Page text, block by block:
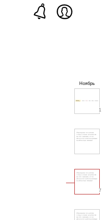
Ноябрь
1
7